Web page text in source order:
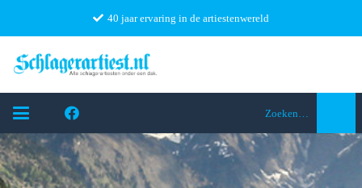
40 jaar ervaring in de artiestenwereld
Zoeken…